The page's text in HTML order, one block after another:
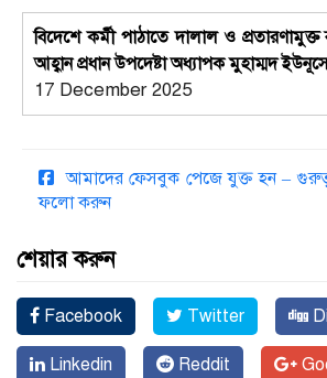
বিদেশে কর্মী পাঠাতে দালাল ও প্রতারণামুক্ত
আহ্বান প্রধান উপদেষ্টা অধ্যাপক মুহাম্মদ
17 December 2025
আমাদের ফেসবুক পেজে যুক্ত হন –
ফলো করুন
শেয়ার করুন
Facebook Twitter
Linkedin Reddit